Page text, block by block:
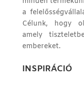
a
Célunk, hogy
amely
embereket.
INSPIRÁCIÓ